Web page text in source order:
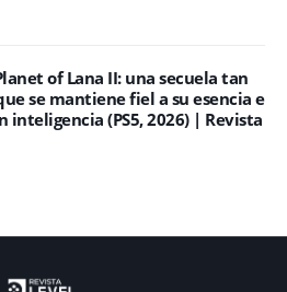
of Lana II: una secuela tan
se mantiene fiel a su esencia e
inteligencia (PS5, 2026) | Revista